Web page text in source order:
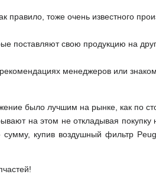
правило, тоже очень известного
поставляют свою продукцию на
менеджеров или
было лучшим на рынке, как по
на этом не откладывая покупку
сумму, купив воздушный фильтр